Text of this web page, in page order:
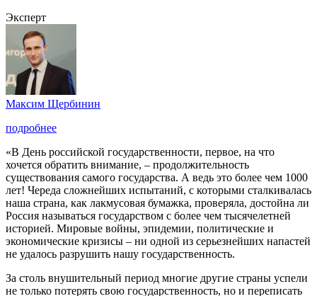
Эксперт
Максим Щербинин
подробнее
«В День российской государственности, первое, на что
хочется обратить внимание, – продолжительность
существования самого государства. А ведь это более чем 1000
лет! Череда сложнейших испытаний, с которыми сталкивалась
наша страна, как лакмусовая бумажка, проверяла, достойна ли
Россия называться государством с более чем тысячелетней
историей. Мировые войны, эпидемии, политические и
экономические кризисы – ни одной из серьезнейших напастей
не удалось разрушить нашу государственность.
За столь внушительный период многие другие страны успели
не только потерять свою государственность, но и переписать